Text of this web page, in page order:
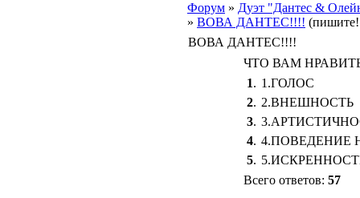
Форум » Дуэт "Дантес &
» ВОВА ДАНТЕС!!!!
ВОВА ДАНТЕС!!!!
ЧТО ВАМ
1. 1.ГОЛОС
2. 2.ВНЕШНОСТЬ
3.
4. 4.ПОВЕДЕНИЕ
5.
Всего ответов: 57